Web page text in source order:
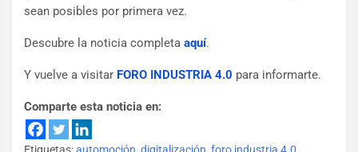
sean posibles por primera vez.
Descubre la noticia completa aquí.
Y vuelve a visitar FORO INDUSTRIA 4.0 para informarte.
Comparte esta noticia en: